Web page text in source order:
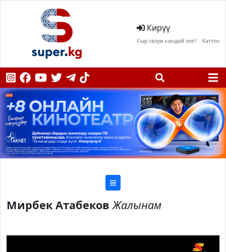
Кирүү
Сыр сөзүм кандай эле? Каттоо
Мирбек АтабековЖалынам